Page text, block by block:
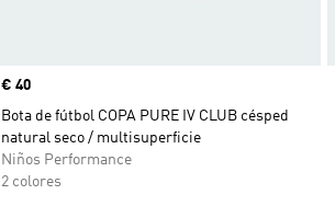
Precio
€ 40
Bota de fútbol COPA PURE IV CLUB césped
natural seco / multisuperficie
Niños Performance
2 colores